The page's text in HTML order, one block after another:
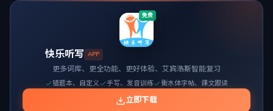
免费
快乐听写 APP
更多词库、更全功能、更好体验、艾宾浩斯智能复习
错题本、自定义 手写、发音训练 衡水体字帖、课文跟读
立即下载